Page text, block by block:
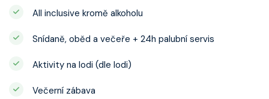
All inclusive kromě alkoholu
Snídaně, oběd a večeře + 24h palubní servis
Aktivity na lodi (dle lodi)
Večerní zábava